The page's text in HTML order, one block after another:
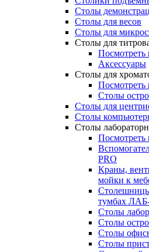
Столы
Столы для весов
Столы для
Столы для
Посмотреть
Аксессуары
Столы для
Посмотреть
Столы
Столы для
Столы
Столы
Посмотреть
PRO
Краны,
мойки к
тумбах
Столы
Столы
Столы
Столы